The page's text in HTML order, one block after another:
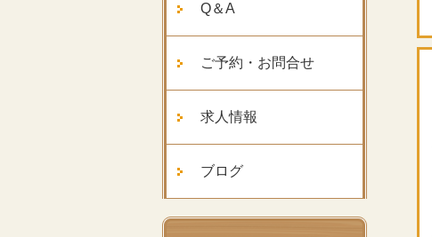
Q＆A
ご予約・お問合せ
求人情報
ブログ